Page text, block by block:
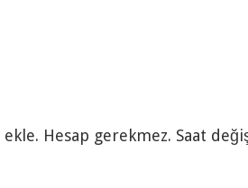
Hesap gerekmez. Saat